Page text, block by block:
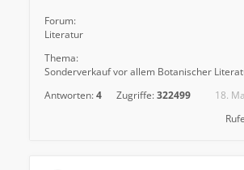
Forum:
Literatur
Thema:
Sonderverkauf vor allem Botanischer
Antworten:4 Zugriffe:322499
18.